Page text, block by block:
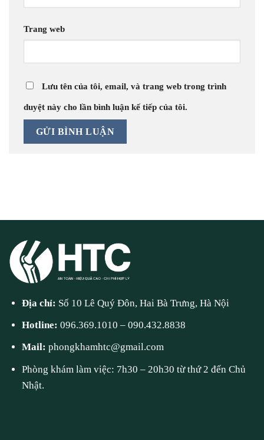
Trang web
Lưu tên của tôi, email, và trang web trong trình
duyệt này cho lần bình luận kế tiếp của tôi.
Địa chỉ: Số 10 Lê Quý Đôn, Hai Bà Trưng, Hà Nội
Hotline:096.369.1010 –090.432.8838
Mail:phongkhamhtc@gmail.com
Phòng khám làm việc: 7h30 – 20h30 từ thứ 2 đến Chủ
Nhật.